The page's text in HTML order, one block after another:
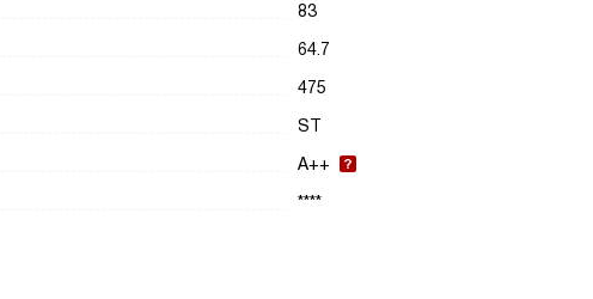
83
64.7
475
ST
A++
****